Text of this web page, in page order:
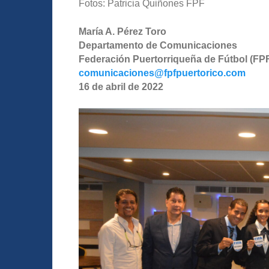
Fotos: Patricia Quiñones FPF
María A. Pérez Toro
Departamento de Comunicaciones
Federación Puertorriqueña de Fútbol
comunicaciones@fpfpuertorico.com
16 de abril de 2022